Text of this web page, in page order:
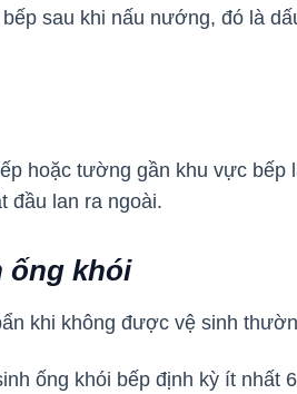
sau khi nấu nướng, đó là
hoặc tường gần khu vực bếp
đầu lan ra ngoài.
ống khói
khi không được vệ sinh
ống khói bếp định kỳ ít nhất